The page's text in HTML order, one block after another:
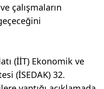
çalışmaların
(İİT) Ekonomik ve
(İSEDAK) 32.